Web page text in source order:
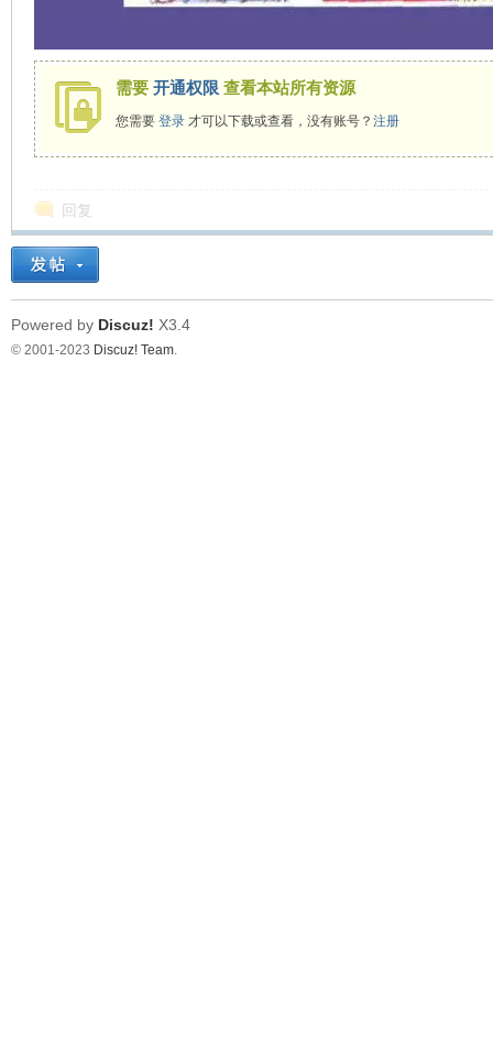
线
需要 开通权限 查看本站所有资源
您需要 登录才可以下载或查看，没有账号？ 注册
回复
Powered by Discuz! X3.4
© 2001-2023 Discuz! Team.